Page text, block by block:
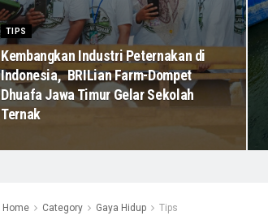
TIPS
Kembangkan Industri Peternakan di
Indonesia, BRILian Farm-Dompet
Dhuafa Jawa Timur Gelar Sekolah
Ternak
Home Category Gaya Hidup Tips